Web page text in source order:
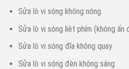
Sửa lò vi sóng không nóng
Sửa lò vi sóng liệt phím (không ấn
Sửa lò vi sóng đĩa không quay
Sửa lò vi sóng đèn không sáng